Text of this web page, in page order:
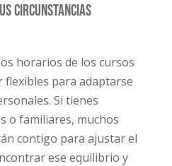
circunstancias
horarios de los cursos
flexibles para adaptarse
Si tienes
o familiares, muchos
contigo para ajustar el
ese equilibrio y